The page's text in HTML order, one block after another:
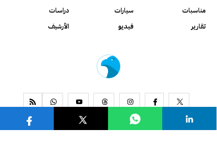
مناسبات
سيارات
دراسات
تقارير
فيديو الأرشيف